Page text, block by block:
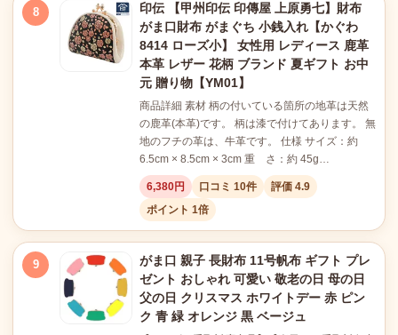
8
印伝 【甲州印伝 印傳屋 上原勇七】財布
がま口財布 がまぐち 小銭入れ【かぐわ
8414 ローズ小】 女性用 レディース 鹿革
本革 レザー 花柄 ブランド 夏ギフト お中
元 贈り物【YM01】
商品詳細 素材 柄の付いている箇所の地革は天然
の鹿革(本革)です。 柄は漆で付けてあります。 無
地のフチの革は、牛革です。 仕様 サイズ：約
6.5cm × 8.5cm × 3cm 重 さ：約 45g…
6,380円 口コミ 10件
評価 4.9
ポイント 1倍
9
がま口 親子 長財布 11号帆布 ギフト プレ
ゼント おしゃれ 可愛い 敬老の日 母の日
父の日 クリスマス ホワイトデー 赤 ピン
ク 青 緑 オレンジ 黒 ベージュ